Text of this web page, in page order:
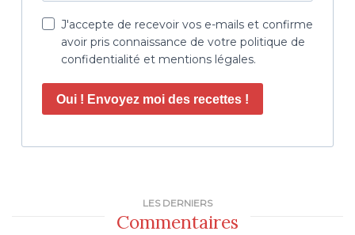
J'accepte de recevoir vos e-mails et confirme
avoir pris connaissance de votre politique de
confidentialité et mentions légales.
Oui ! Envoyez moi des recettes !
LES DERNIERS
Commentaires